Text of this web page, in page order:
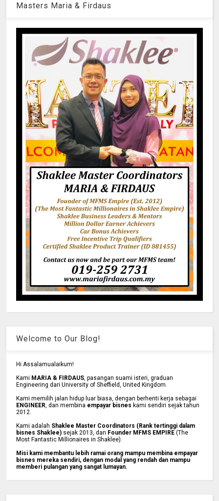
Masters Maria & Firdaus
Welcome to Our Blog!
Hi Assalamualaikum!
Kami MARIA & FIRDAUS , pasangan suami isteri, graduan
Engineering dari University of Sheffield, United Kingdom.
Kami memilih jalan hidup luar biasa, dengan berhenti kerja sebagai
ENGINEER , dan membina empayar bisnes kami sendiri sejak tahun
2012.
Kami adalah Shaklee Master Coordinators (Rank tertinggi dalam
bisnes Shaklee) sejak 2013, dan Founder MFMS EMPIRE (The
Most Fantastic Millionaires in Shaklee).
Misi kami membantu lebih ramai orang mampu membina empayar
bisnes mereka sendiri, dengan modal yang rendah dan mampu
memberi pulangan yang sangat lumayan.